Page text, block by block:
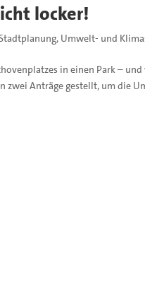
locker!
, Umwelt- und
in einen Park –
zwei Anträge gestellt, um die